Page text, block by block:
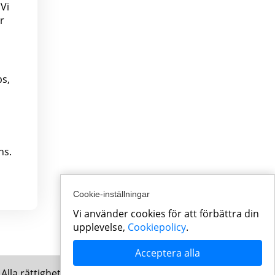
Cookie-inställningar
Vi använder cookies för att förbättra din
upplevelse, Cookiepolicy.
Acceptera alla